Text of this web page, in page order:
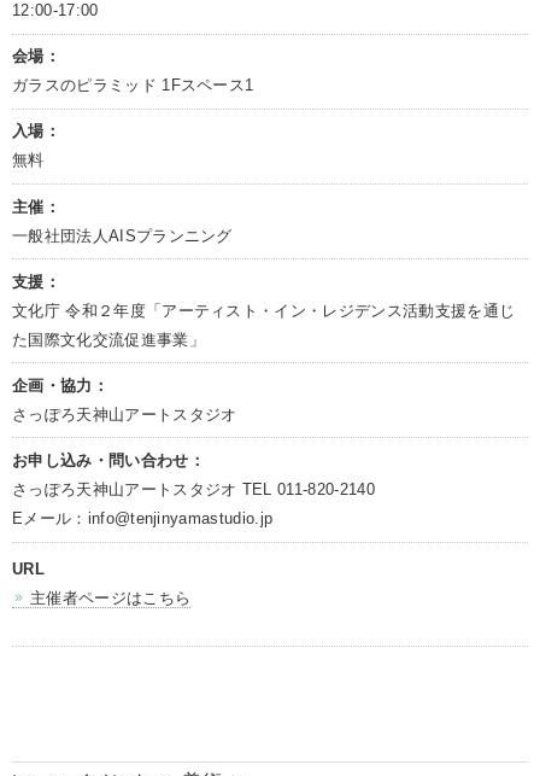
12:00-17:00
会場：
ガラスのピラミッド 1Fスペース1
入場：
無料
主催：
一般社団法人AISプランニング
支援：
文化庁 令和２年度「アーティスト・イン・レジデンス活動支援を通じ
た国際文化交流促進事業」
企画・協力：
さっぽろ天神山アートスタジオ
お申し込み・問い合わせ：
さっぽろ天神山アートスタジオ TEL 011-820-2140
Eメール：info@tenjinyamastudio.jp
URL
主催者ページはこちら